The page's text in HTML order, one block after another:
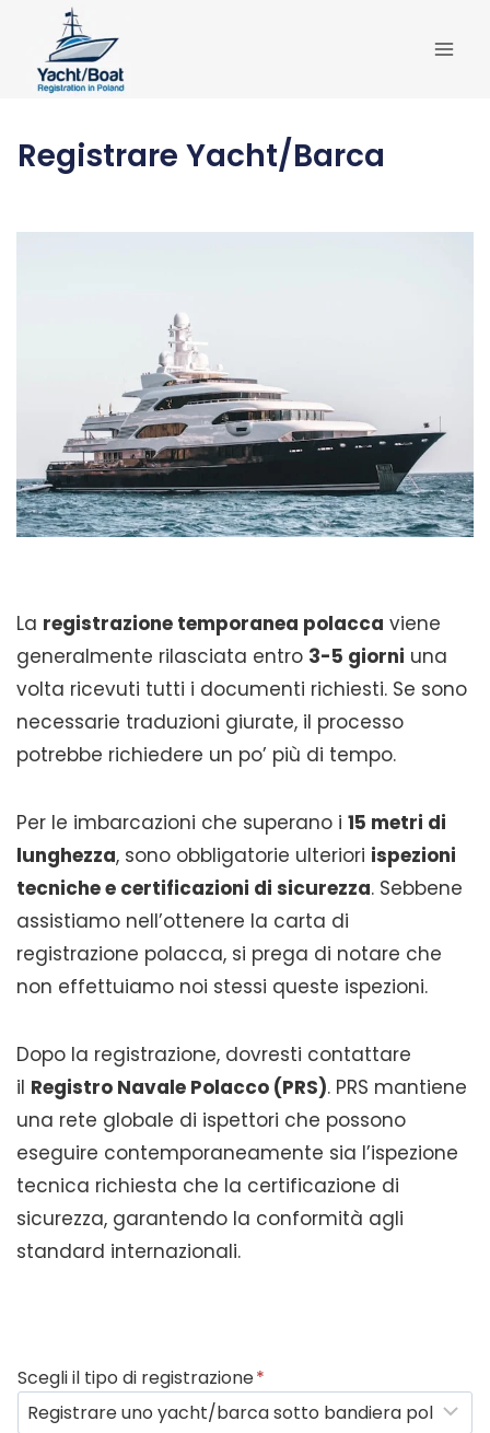
contenuto
Registrare Yacht/Barca
La registrazione temporanea polacca viene
generalmente rilasciata entro 3-5 giorni una
volta ricevuti tutti i documenti richiesti. Se sono
necessarie traduzioni giurate, il processo
potrebbe richiedere un po’ più di tempo.
Per le imbarcazioni che superano i 15 metri di
lunghezza, sono obbligatorie ulteriori ispezioni
tecniche e certificazioni di sicurezza. Sebbene
assistiamo nell’ottenere la carta di
registrazione polacca, si prega di notare che
non effettuiamo noi stessi queste ispezioni.
Dopo la registrazione, dovresti contattare
il Registro Navale Polacco (PRS). PRS mantiene
una rete globale di ispettori che possono
eseguire contemporaneamente sia l’ispezione
tecnica richiesta che la certificazione di
sicurezza, garantendo la conformità agli
standard internazionali.
Scegli il tipo di registrazione*